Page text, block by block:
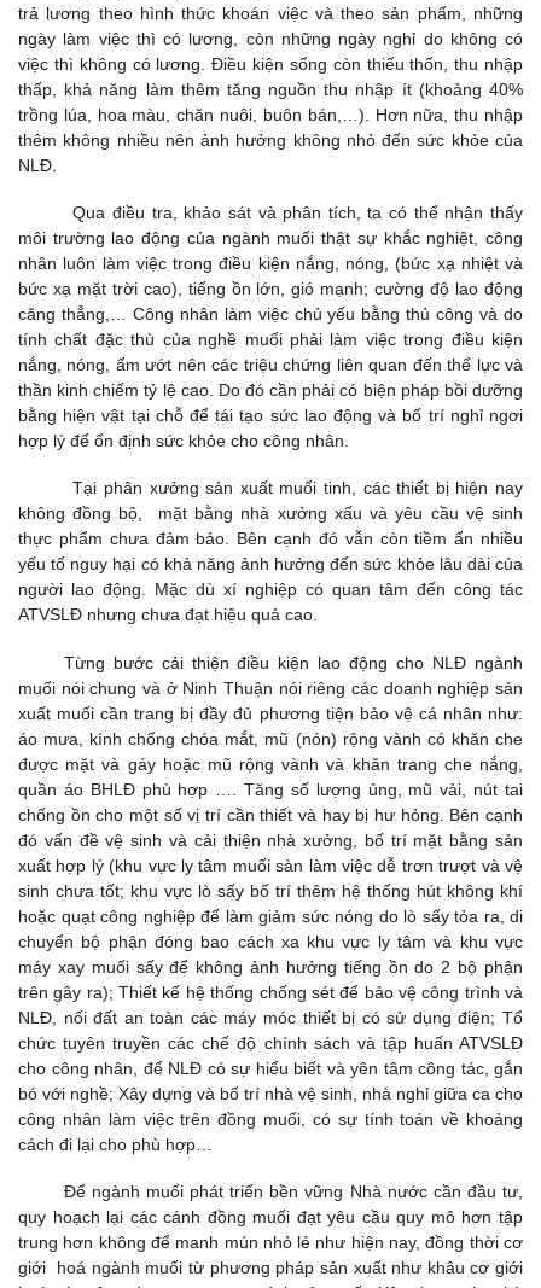
trả lương theo hình thức khoán việc và theo sản phẩm, những
ngày làm việc thì có lương, còn những ngày nghỉ do không có
việc thì không có lương. Điều kiện sống còn thiếu thốn, thu nhập
thấp, khả năng làm thêm tăng nguồn thu nhập ít (khoảng 40%
trồng lúa, hoa màu, chăn nuôi, buôn bán,…). Hơn nữa, thu nhập
thêm không nhiều nên ảnh hưởng không nhỏ đến sức khỏe của
NLĐ.
Qua điều tra, khảo sát và phân tích, ta có thể nhận thấy
môi trường lao động của ngành muối thật sự khắc nghiệt, công
nhân luôn làm việc trong điều kiện nắng, nóng, (bức xạ nhiệt và
bức xạ mặt trời cao), tiếng ồn lớn, gió mạnh; cường độ lao động
căng thẳng,… Công nhân làm việc chủ yếu bằng thủ công và do
tính chất đặc thù của nghề muối phải làm việc trong điều kiện
nắng, nóng, ẩm ướt nên các triệu chứng liên quan đến thể lực và
thần kinh chiếm tỷ lệ cao. Do đó cần phải có biện pháp bồi dưỡng
bằng hiện vật tại chỗ để tái tạo sức lao động và bố trí nghỉ ngơi
hợp lý để ổn định sức khỏe cho công nhân.
Tại phân xưởng sản xuất muối tinh, các thiết bị hiện nay
không đồng bộ, mặt bằng nhà xưởng xấu và yêu cầu vệ sinh
thực phẩm chưa đảm bảo. Bên cạnh đó vẫn còn tiềm ẩn nhiều
yếu tố nguy hại có khả năng ảnh hưởng đến sức khỏe lâu dài của
người lao động. Mặc dù xí nghiệp có quan tâm đến công tác
ATVSLĐ nhưng chưa đạt hiệu quả cao.
Từng bước cải thiện điều kiện lao động cho NLĐ ngành
muối nói chung và ở Ninh Thuận nói riêng các doanh nghiệp sản
xuất muối cần trang bị đầy đủ phương tiện bảo vệ cá nhân như:
áo mưa, kính chống chóa mắt, mũ (nón) rộng vành có khăn che
được mặt và gáy hoặc mũ rộng vành và khăn trang che nắng,
quần áo BHLĐ phù hợp …. Tăng số lượng ủng, mũ vải, nút tai
chống ồn cho một số vị trí cần thiết và hay bị hư hỏng. Bên cạnh
đó vấn đề vệ sinh và cải thiện nhà xưởng, bố trí mặt bằng sản
xuất hợp lý (khu vực ly tâm muối sàn làm việc dễ trơn trượt và vệ
sinh chưa tốt; khu vực lò sấy bố trí thêm hệ thống hút không khí
hoặc quạt công nghiệp để làm giảm sức nóng do lò sấy tỏa ra, di
chuyển bộ phận đóng bao cách xa khu vực ly tâm và khu vực
máy xay muối sấy để không ảnh hưởng tiếng ồn do 2 bộ phận
trên gây ra); Thiết kế hệ thống chống sét để bảo vệ công trình và
NLĐ, nối đất an toàn các máy móc thiết bị có sử dụng điện; Tổ
chức tuyên truyền các chế độ chính sách và tập huấn ATVSLĐ
cho công nhân, để NLĐ có sự hiểu biết và yên tâm công tác, gắn
bó với nghề; Xây dựng và bố trí nhà vệ sinh, nhà nghỉ giữa ca cho
công nhân làm việc trên đồng muối, có sự tính toán về khoảng
cách đi lại cho phù hợp…
Để ngành muối phát triển bền vững Nhà nước cần đầu tư,
quy hoạch lại các cánh đồng muối đạt yêu cầu quy mô hơn tập
trung hơn không để manh mún nhỏ lẻ như hiện nay, đồng thời cơ
giới hoá ngành muối từ phương pháp sản xuất như khâu cơ giới